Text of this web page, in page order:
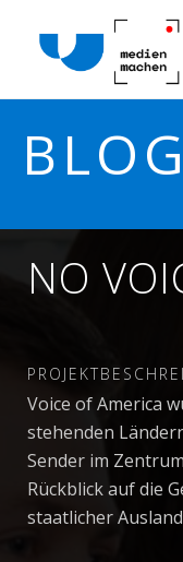
NO
Voice of America
stehenden
Sender im
Rückblick auf die
staatlicher